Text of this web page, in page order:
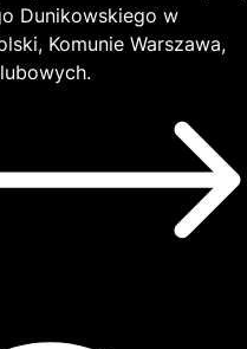
Dunikowskiego w
Komunie Warszawa,